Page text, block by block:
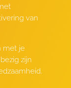
van
met je
zijn